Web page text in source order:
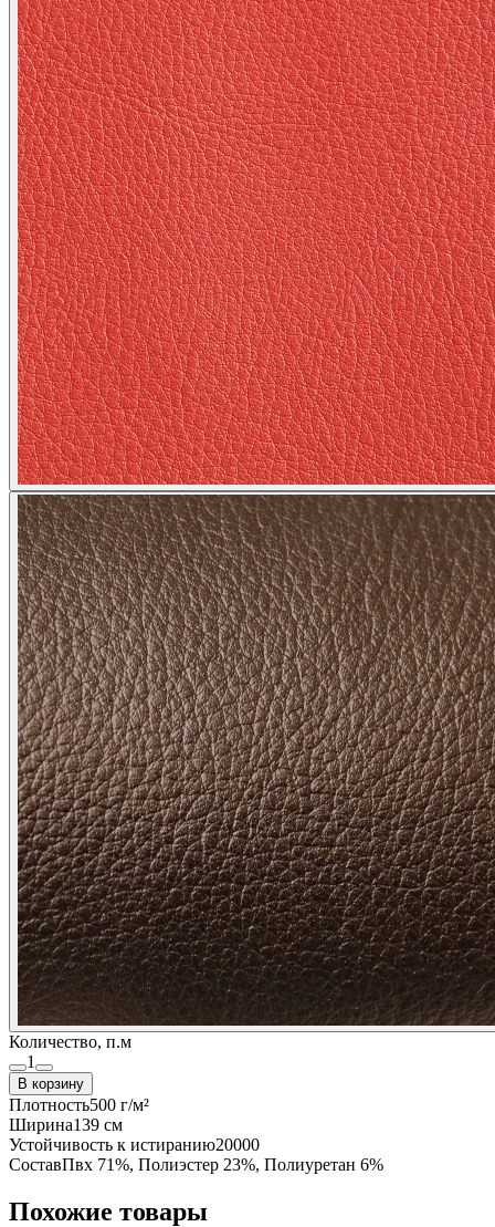
Количество, п.м
1
В корзину
Плотность500 г/м²
Ширина139 см
Устойчивость к истиранию20000
СоставПвх 71%, Полиэстер 23%, Полиуретан 6%
Похожие товары